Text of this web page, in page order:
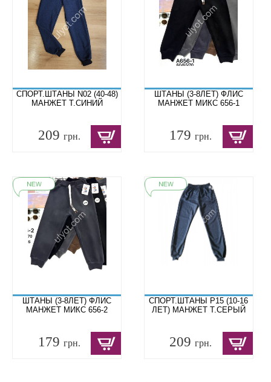
СПОРТ.ШТАНЫ N02 (40-48)
МАНЖЕТ Т.СИНИЙ
209 грн.
ШТАНЫ (3-8ЛЕТ) ФЛИС
МАНЖЕТ МИКС 656-1
179грн.
ШТАНЫ (3-8ЛЕТ) ФЛИС
МАНЖЕТ МИКС 656-2
179 грн.
СПОРТ.ШТАНЫ P15 (10-16
ЛЕТ) МАНЖЕТ Т.СЕРЫЙ
209грн.